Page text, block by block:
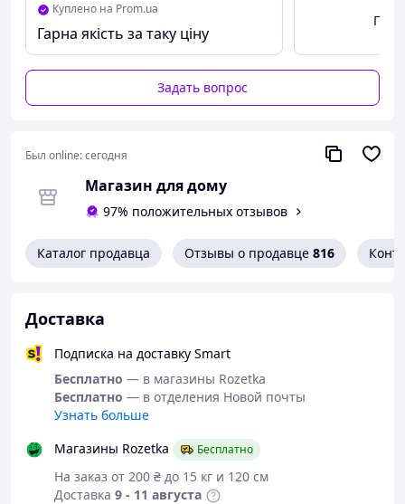
Куплено на Prom.ua
Гарна якість за таку ціну
Задать вопрос
Был online:сегодня
Магазин для дому
97% положительных отзывов
Каталог продавца Отзывы о продавце 816
Доставка
Подписка на доставку Smart
Бесплатно — в магазины Rozetka
Бесплатно — в отделения Новой почты
Узнать больше
Магазины Rozetka
Бесплатно
На заказ от 200 ₴ до 15 кг и 120 см
Доставка 9 - 11 августа